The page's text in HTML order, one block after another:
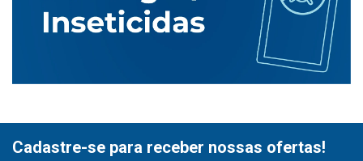
Cadastre-se para receber nossas ofertas!